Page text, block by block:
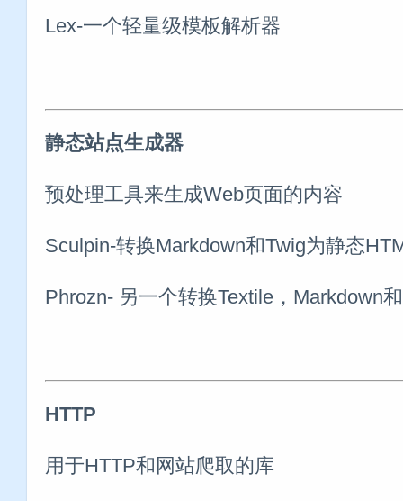
Lex-一个轻量级模板解析器
静态站点生成器
预处理工具来生成Web页面的内容
Sculpin-转换Markdown和Twig为静态
Phrozn- 另一个转换Textile，Markdown
HTTP
用于HTTP和网站爬取的库